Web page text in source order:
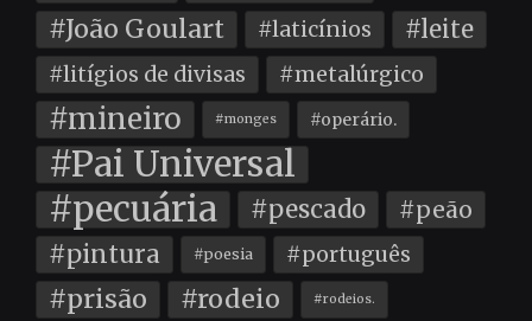
#João Goulart #laticínios #leite
#litígios de divisas #metalúrgico
#mineiro #monges #operário.
#Pai Universal
#pecuária
#pescado #peão
#pintura #poesia #português
#prisão #rodeio #rodeios.